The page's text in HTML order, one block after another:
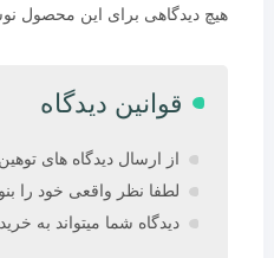
هیچ دیدگاهی برای این محصول
قوانین دیدگاه
از ارسال دیدگاه های
لطفا نظر واقعی خود را
دیدگاه شما میتواند به